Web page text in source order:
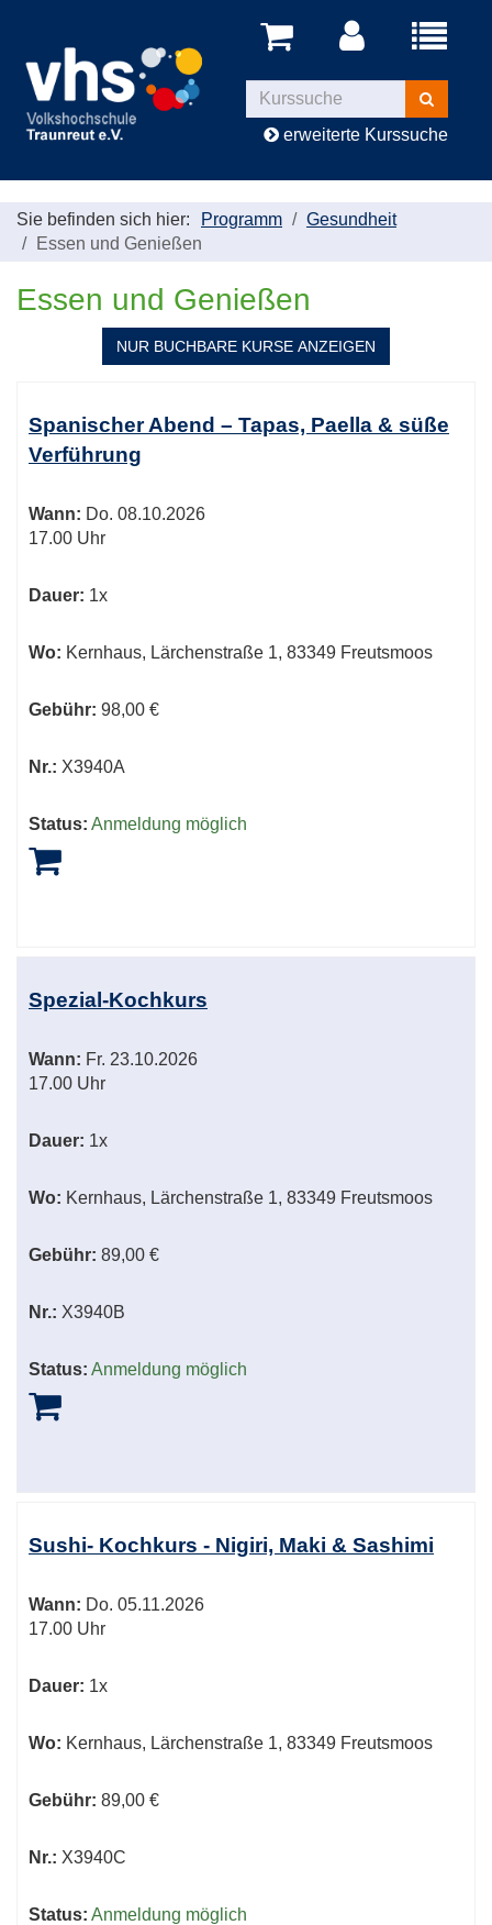
Menü
Kurse
suchen
erweiterte Kurssuche
Sie befinden sich hier: Programm
Gesundheit
Essen und Genießen
Essen und Genießen
NUR BUCHBARE KURSE ANZEIGEN
Tabellenüberschriften
können
sortiert
Spanischer Abend – Tapas, Paella & süße
Verführung
Wann: Do. 08.10.2026
17.00 Uhr
Dauer: 1x
Wo: Kernhaus, Lärchenstraße 1, 83349 Freutsmoos
Gebühr: 98,00 €
Nr.: X3940A
Status: Anmeldung möglich
Spezial-Kochkurs
Wann: Fr. 23.10.2026
17.00 Uhr
Dauer: 1x
Wo: Kernhaus, Lärchenstraße 1, 83349 Freutsmoos
Gebühr: 89,00 €
Nr.: X3940B
Status: Anmeldung möglich
Sushi- Kochkurs - Nigiri, Maki & Sashimi
Wann: Do. 05.11.2026
17.00 Uhr
Dauer: 1x
Wo: Kernhaus, Lärchenstraße 1, 83349 Freutsmoos
Gebühr: 89,00 €
Nr.: X3940C
Status: Anmeldung möglich